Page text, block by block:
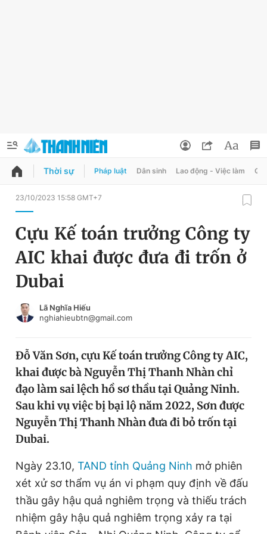
QUẢNG CÁO
Chuyên mục
Chuyên mục khác
Chào ngày mới
Video Magazine
Sản phẩm khác
Thông tin tòa soạn Liên hệ quảng cáo
Đổi mật khẩu
Tin đã lưu
Đăng xuất
Thời sự Pháp luật Dân sinh Lao động - Việc làm
23/10/2023 15:58 GMT+7
Cựu Kế toán trưởng Công ty
AIC khai được đưa đi trốn ở
Dubai
Lã Nghĩa Hiếu
nghiahieubtn@gmail.com
Đỗ Văn Sơn, cựu Kế toán trưởng Công ty AIC,
khai được bà Nguyễn Thị Thanh Nhàn chỉ
đạo làm sai lệch hồ sơ thầu tại Quảng Ninh.
Sau khi vụ việc bị bại lộ năm 2022, Sơn được
Nguyễn Thị Thanh Nhàn đưa đi bỏ trốn tại
Dubai.
Ngày 23.10, TAND tỉnh Quảng Ninh mở phiên
xét xử sơ thẩm vụ án vi phạm quy định về đấu
thầu gây hậu quả nghiêm trọng và thiếu trách
nhiệm gây hậu quả nghiêm trọng xảy ra tại